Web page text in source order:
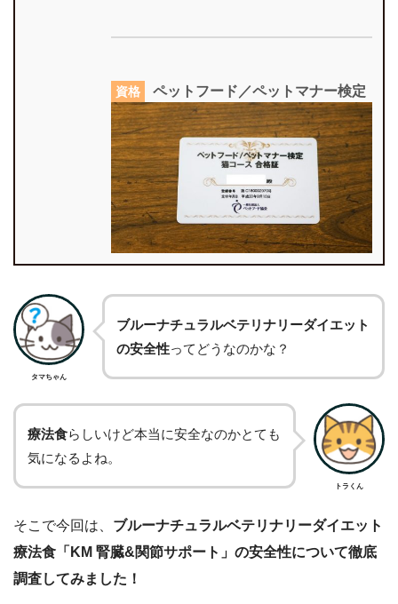
資格 ペットフード／ペットマナー検定
タマちゃん
ブルーナチュラルベテリナリーダイエット
の安全性ってどうなのかな？
療法食らしいけど本当に安全なのかとても
気になるよね。
トラくん
そこで今回は、 ブルーナチュラルベテリナリーダイエット
療法食「KM 腎臓&関節サポート」の安全性について徹底
調査してみました！